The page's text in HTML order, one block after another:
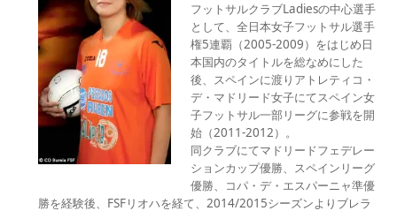
フットサルクラブLadiesの中心選手
として、全日本女子フットサル選手
権5連覇（2005-2009）をはじめ日
本国内のタイトルを総なめにした
後、スペインに渡りアトレティコ・
デ・マドリード女子にてスペイン女
子フットサル一部リーグに参戦を開
始（2011-2012）。
同クラブにてマドリードフェデレー
ションカップ優勝、スペインリーグ
優勝、コパ・デ・エスパーニャ準優
勝を経験後、FSFリオハを経て、2014/2015シーズンよりブレラ